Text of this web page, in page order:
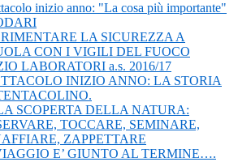
inizio anno: "La cosa più importante"
LA SICUREZZA A
CON I VIGILI DEL FUOCO
LABORATORI a.s. 2016/17
INIZIO ANNO: LA STORIA
SCOPERTA DELLA NATURA:
TOCCARE, SEMINARE,
ZAPPETTARE
E’ GIUNTO AL TERMINE….